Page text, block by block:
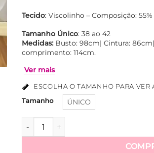
Tecido: Viscolinho – Composição:
Tamanho Único: 38 ao 42
Medidas: Busto: 98cm| Cintura:
comprimento: 114cm.
Ver mais
ESCOLHA O TAMANHO PARA VER
Tamanho ÚNICO
Vestido Viscolinho Mídi Com